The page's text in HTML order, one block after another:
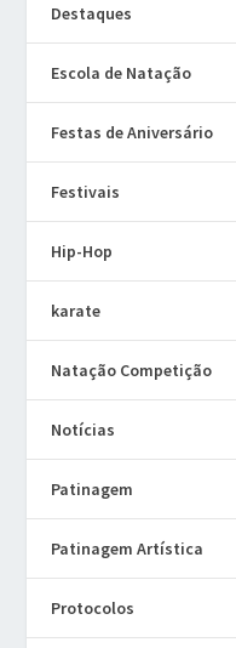
Destaques
Escola de Natação
Festas de Aniversário
Festivais
Hip-Hop
karate
Natação Competição
Notícias
Patinagem
Patinagem Artística
Protocolos